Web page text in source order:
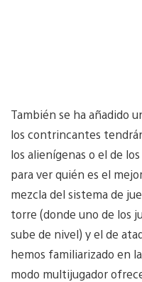
También se ha añadido
los contrincantes
los alienígenas o el de
para ver quién es el
mezcla del sistema de
torre (donde uno de los
sube de nivel) y el de
hemos familiarizado en
modo multijugador